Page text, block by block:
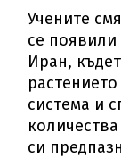
Учените
се
Иран,
система и
си